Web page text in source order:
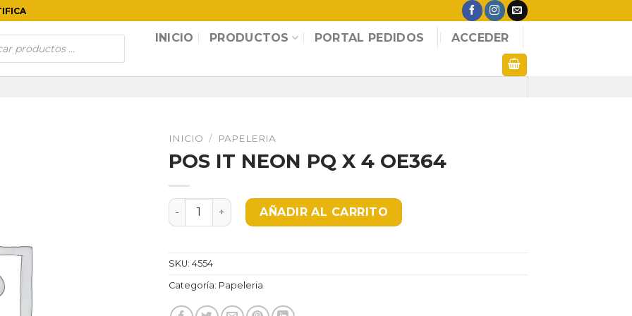
INICIO PRODUCTOS PORTAL PEDIDOS ACCEDER
INICIO / PAPELERIA
POS IT NEON PQ X 4 OE364
POS IT NEON PQ X 4 OE364 cantidad
AÑADIR AL CARRITO
SKU: 4554
Categoría: Papeleria